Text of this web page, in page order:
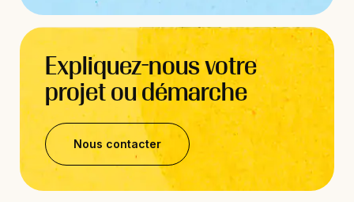
Expliquez-nous votre
projet ou démarche
Nous contacter